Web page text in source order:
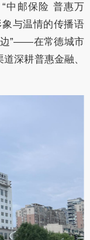
中邮保险 普惠万
与温情的传播语
”——在常德城市
深耕普惠金融、